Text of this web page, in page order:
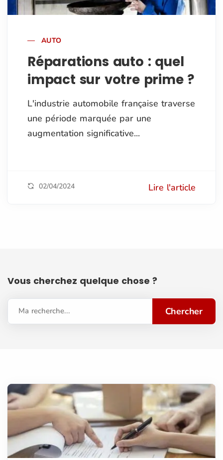
AUTO
Réparations auto : quel
impact sur votre prime ?
L'industrie automobile française traverse
une période marquée par une
augmentation significative...
02/04/2024 Lire l'article
Vous cherchez quelque chose ?
Ma recherche... Chercher